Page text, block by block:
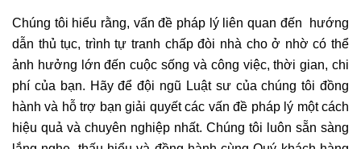
Chúng tôi hiểu rằng, vấn đề pháp lý liên quan đến hướng
dẫn thủ tục, trình tự tranh chấp đòi nhà cho ở nhờ có thể
ảnh hưởng lớn đến cuộc sống và công việc, thời gian, chi
phí của bạn. Hãy để đội ngũ Luật sư của chúng tôi đồng
hành và hỗ trợ bạn giải quyết các vấn đề pháp lý một cách
hiệu quả và chuyên nghiệp nhất. Chúng tôi luôn sẵn sàng